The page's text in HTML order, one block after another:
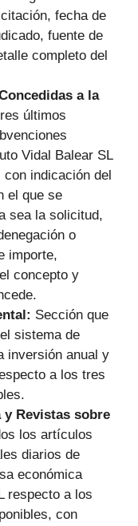
fecha de
fuente de
completo del
a la
últimos
Vidal Balear SL
indicación del
el que se
sea la solicitud,
o
importe,
concepto y
Sección que
sistema de
inversión anual y
a los tres
y Revistas sobre
los artículos
diarios de
económica
respecto a los
con